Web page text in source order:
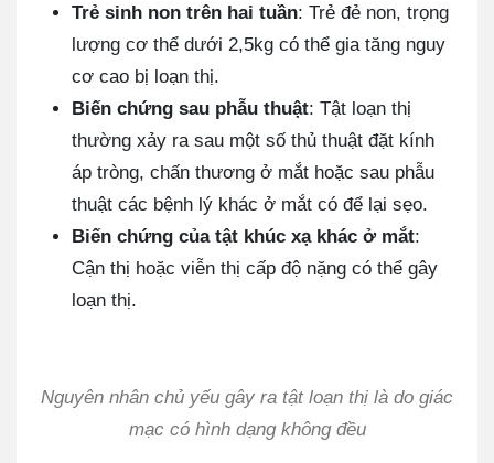
Trẻ sinh non trên hai tuần: Trẻ đẻ non, trọng
lượng cơ thể dưới 2,5kg có thể gia tăng nguy
cơ cao bị loạn thị.
Biến chứng sau phẫu thuật: Tật loạn thị
thường xảy ra sau một số thủ thuật đặt kính
áp tròng, chấn thương ở mắt hoặc sau phẫu
thuật các bệnh lý khác ở mắt có để lại sẹo.
Biến chứng của tật khúc xạ khác ở mắt:
Cận thị hoặc viễn thị cấp độ nặng có thể gây
loạn thị.
Nguyên nhân chủ yếu gây ra tật loạn thị là do giác
mạc có hình dạng không đều